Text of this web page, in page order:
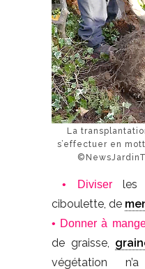
La
s’effectuer en
• Diviserles
ciboulette, de
• Donner à
de graisse,
végétation